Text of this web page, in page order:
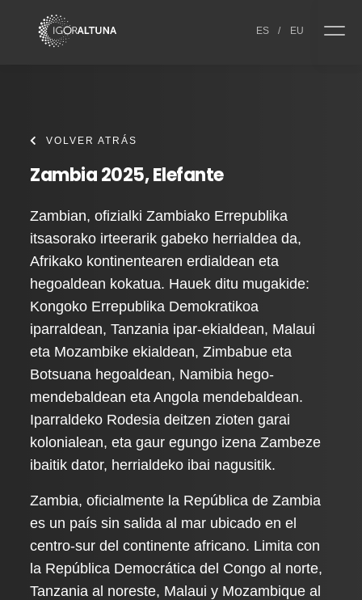
ES / EU
VOLVER ATRÁS
Zambia 2025, Elefante
Zambian, ofizialki Zambiako Errepublika
itsasorako irteerarik gabeko herrialdea da,
Afrikako kontinentearen erdialdean eta
hegoaldean kokatua. Hauek ditu mugakide:
Kongoko Errepublika Demokratikoa
iparraldean, Tanzania ipar-ekialdean, Malaui
eta Mozambike ekialdean, Zimbabue eta
Botsuana hegoaldean, Namibia hego-
mendebaldean eta Angola mendebaldean.
Iparraldeko Rodesia deitzen zioten garai
kolonialean, eta gaur egungo izena Zambeze
ibaitik dator, herrialdeko ibai nagusitik.
Zambia, oficialmente la República de Zambia
es un país sin salida al mar ubicado en el
centro-sur del continente africano. Limita con
la República Democrática del Congo al norte,
Tanzania al noreste, Malaui y Mozambique al